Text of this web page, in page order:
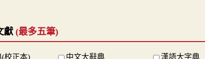
獻 (最多五筆)
(校正本) 中文大辭典 漢語大字典